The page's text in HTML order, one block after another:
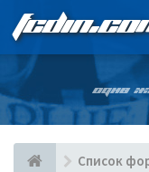
ОДНА
Список